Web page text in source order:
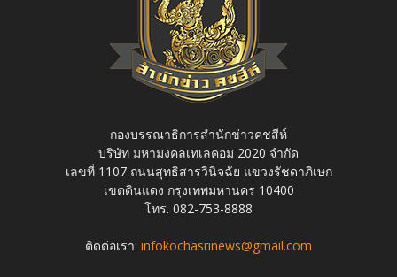
กองบรรณาธิการสำนักข่าวคชสีห์
บริษัท มหามงคลเทเลคอม 2020 จำกัด
เลขที่ 1107 ถนนสุทธิสารวินิจฉัย แขวงรัชดาภิเษก
เขตดินแดง กรุงเทพมหานคร 10400
โทร. 082-753-8888
ติดต่อเรา: infokochasrinews@gmail.com